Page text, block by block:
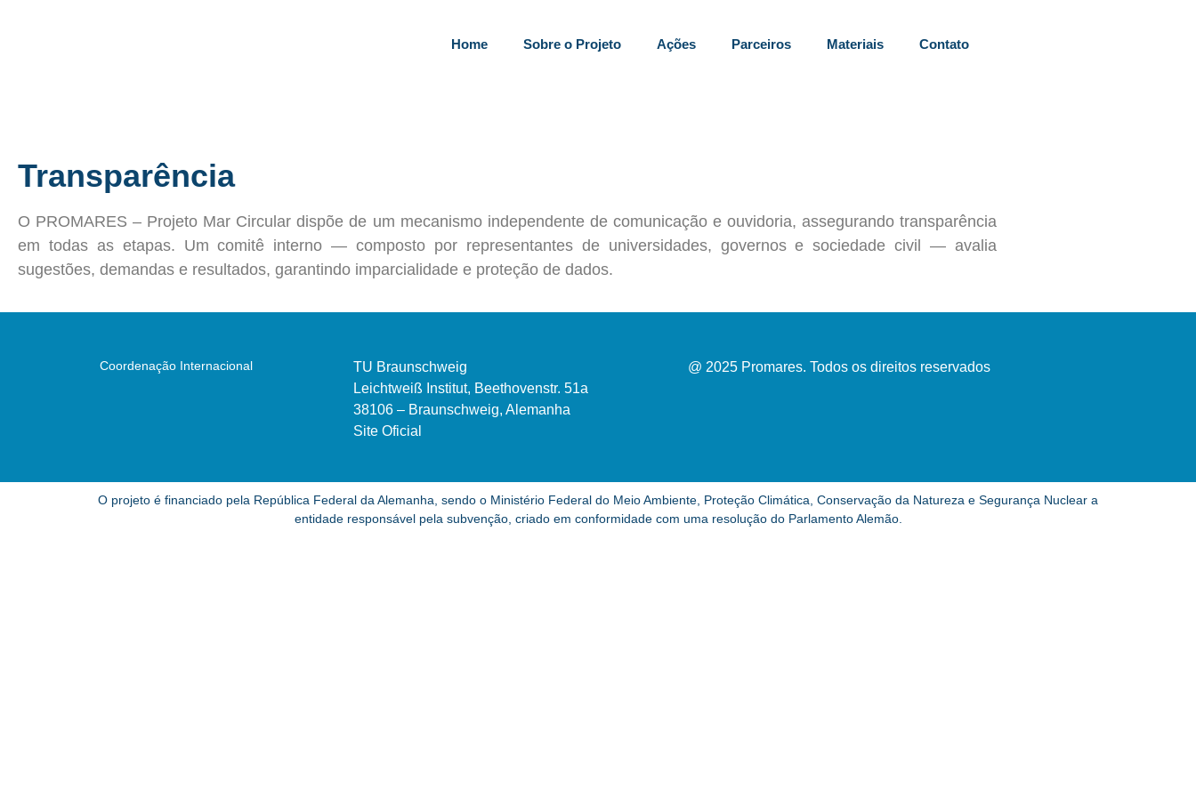
Home Sobre o Projeto Ações Parceiros Materiais Contato
Transparência
O PROMARES – Projeto Mar Circular dispõe de um mecanismo independente de comunicação e ouvidoria, assegurando transparência
em todas as etapas. Um comitê interno — composto por representantes de universidades, governos e sociedade civil — avalia
sugestões, demandas e resultados, garantindo imparcialidade e proteção de dados.
Coordenação Internacional
TU Braunschweig
Leichtweiß Institut, Beethovenstr. 51a
38106 – Braunschweig, Alemanha
Site Oficial
@ 2025 Promares. Todos os direitos reservados
O projeto é financiado pela República Federal da Alemanha, sendo o Ministério Federal do Meio Ambiente, Proteção Climática, Conservação da Natureza e Segurança Nuclear a
entidade responsável pela subvenção, criado em conformidade com uma resolução do Parlamento Alemão.